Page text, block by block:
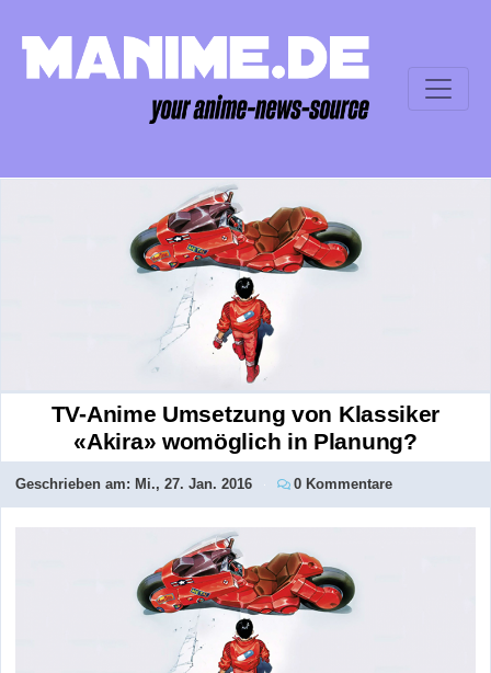
TV-Anime Umsetzung von Klassiker
«Akira» womöglich in Planung?
Geschrieben am: Mi., 27. Jan. 2016 0 Kommentare